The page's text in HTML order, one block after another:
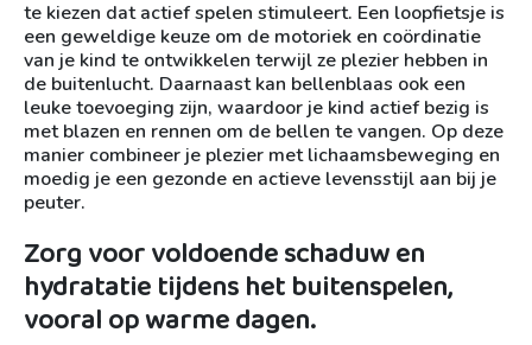
te kiezen dat actief spelen stimuleert. Een loopfietsje is
een geweldige keuze om de motoriek en coördinatie
van je kind te ontwikkelen terwijl ze plezier hebben in
de buitenlucht. Daarnaast kan bellenblaas ook een
leuke toevoeging zijn, waardoor je kind actief bezig is
met blazen en rennen om de bellen te vangen. Op deze
manier combineer je plezier met lichaamsbeweging en
moedig je een gezonde en actieve levensstijl aan bij je
peuter.
Zorg voor voldoende schaduw en
hydratatie tijdens het buitenspelen,
vooral op warme dagen.